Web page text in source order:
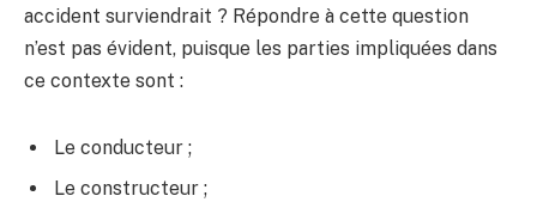
accident surviendrait ? Répondre à cette question
n’est pas évident, puisque les parties impliquées dans
ce contexte sont :
Le conducteur ;
Le constructeur ;